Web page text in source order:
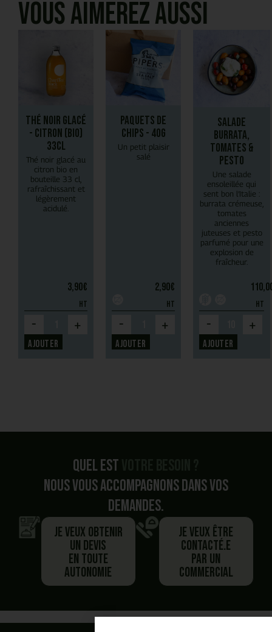
Vous aimerez aussi
Thé Noir Glacé
- Citron (bio)
33cl
Thé noir glacé au
citron bio en
bouteille 33 cl,
rafraîchissant et
légèrement
acidulé.
3,90€
HT
- +
Ajouter
Paquets de
chips - 40g
Un petit plaisir
salé
2,90€
HT
- +
Ajouter
Salade
Burrata,
tomates &
pesto
Une salade
ensoleillée qui
sent bon l’Italie :
burrata crémeuse,
tomates
anciennes
juteuses et pesto
parfumé pour une
explosion de
fraîcheur.
HT
- +
Ajouter
Quel est
Nous vous accompagnons dans vos
demandes.
Je veux obtenir
un devis
en toute
autonomie
Je veux être
contacté.e
par un
commercial
Vous avez commencé un panier,
Besoin de plus d'information ?